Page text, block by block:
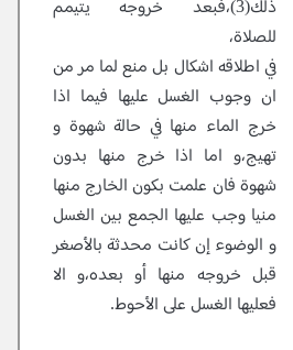
ذلك(3)،فبعد خروجه يتيمم
للصلاة،
في اطلاقه اشكال بل منع لما مر من
ان وجوب الغسل عليها فيما اذا
خرج الماء منها في حالة شهوة و
تهيج،و اما اذا خرج منها بدون
شهوة فان علمت بكون الخارج منها
منيا وجب عليها الجمع بين الغسل
و الوضوء إن كانت محدثة بالأصغر
قبل خروجه منها أو بعده،و الا
فعليها الغسل على الأحوط.